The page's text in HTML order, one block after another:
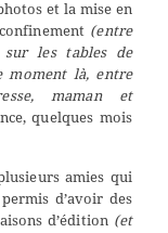
et la mise en
(entre
sur les tables de
moment là, entre
maman et
quelques mois
amies qui
d’avoir des
d’édition (et